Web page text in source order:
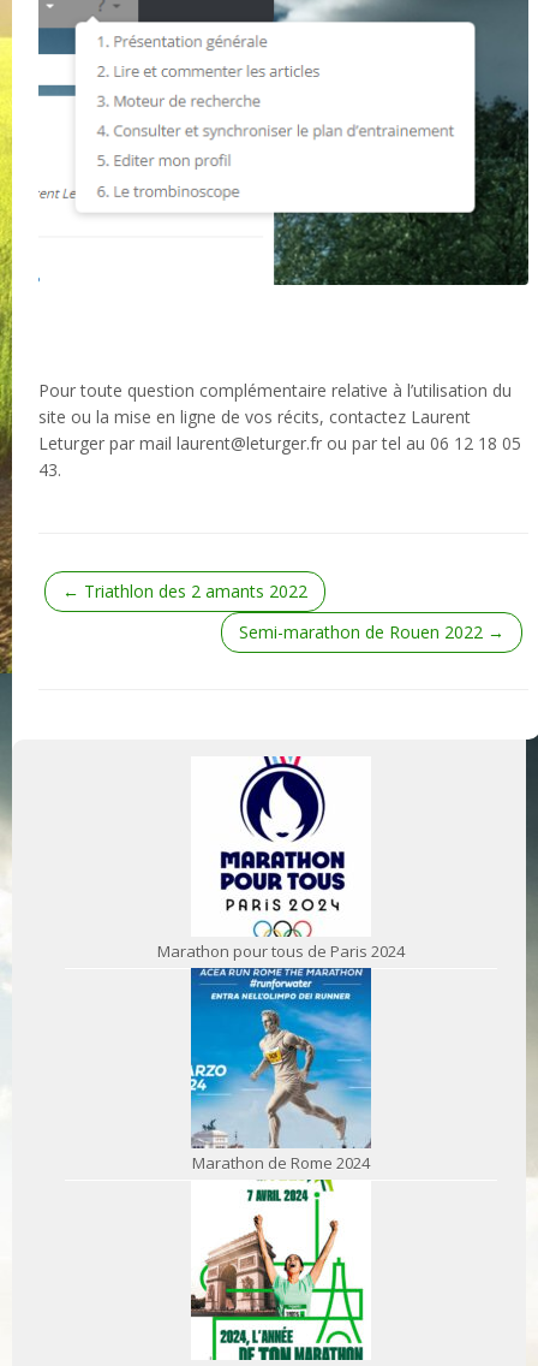
Pour toute question complémentaire relative à l’utilisation du
site ou la mise en ligne de vos récits, contactez Laurent
Leturger par mail laurent@leturger.fr ou par tel au 06 12 18 05
43.
← Triathlon des 2 amants 2022
Semi-marathon de Rouen 2022 →
Marathon pour tous de Paris 2024
Marathon de Rome 2024